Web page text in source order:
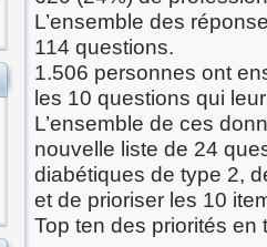
L’ensemble des
114 questions.
1.506 personnes ont
les 10 questions qui
L’ensemble de ces
nouvelle liste de 24
diabétiques de type 2,
et de prioriser les 10
Top ten des priorités